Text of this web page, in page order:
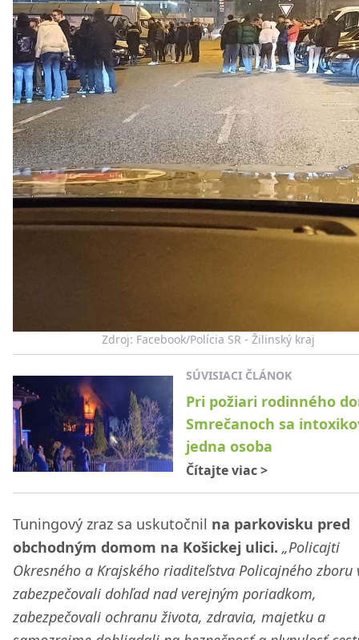
Zdroj: Facebook/Polícia SR - Žilinský kraj
SÚVISIACI ČLÁNOK
Pri požiari rodinného
Smrečanoch sa
jedna osoba
Čítajte viac>
Tuningový zraz sa uskutočnil na parkovisku pred
obchodným domom na Košickej ulici. „Policajti
Okresného a Krajského riaditeľstva Policajného zboru
zabezpečovali dohľad nad verejným poriadkom,
zabezpečovali ochranu života, zdravia, majetku a